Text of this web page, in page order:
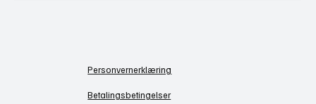
Personvernerklæring
Betalingsbetingelser